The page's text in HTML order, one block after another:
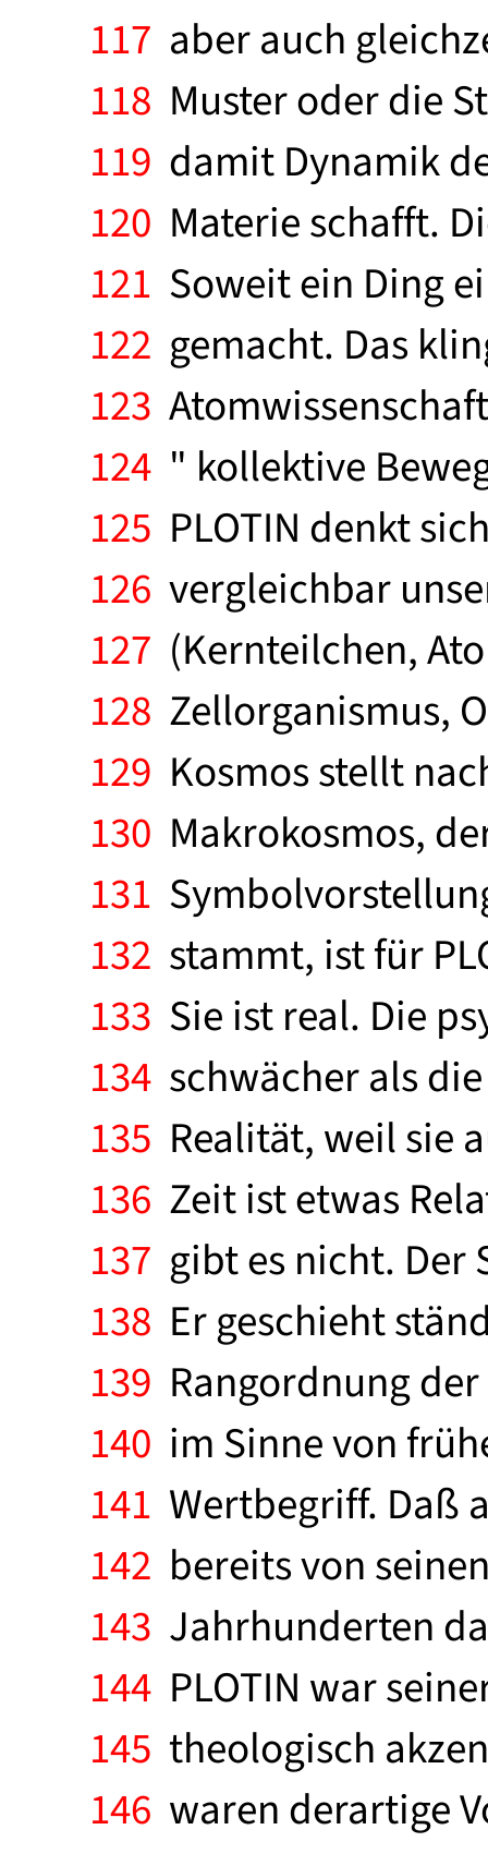
117 aber auch
118 Muster oder die
119 damit Dynamik
120 Materie schafft.
121 Soweit ein Ding
122 gemacht. Das
123
124 " kollektive
125 PLOTIN denkt
126 vergleichbar
127 (Kernteilchen,
128 Zellorganismus,
129 Kosmos stellt
130 Makrokosmos,
131
132 stammt, ist für
133 Sie ist real. Die
134 schwächer als
135 Realität, weil sie
136 Zeit ist etwas
137 gibt es nicht. Der
138 Er geschieht
139 Rangordnung
140 im Sinne von
141 Wertbegriff. Daß
142 bereits von
143 Jahrhunderten
144 PLOTIN war
145 theologisch
146 waren derartige